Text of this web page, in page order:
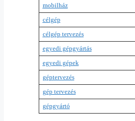
mobilház
célgép
célgép tervezés
egyedi gépgyártás
egyedi gépek
géptervezés
gép tervezés
gépgyártó